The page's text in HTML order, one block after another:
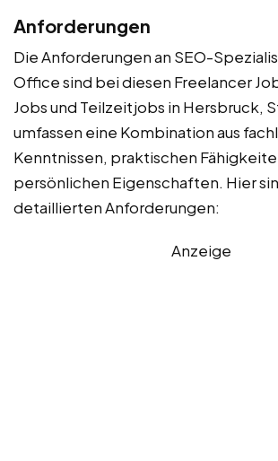
Anforderungen
Die Anforderungen an SEO-
Office sind bei diesen Freelancer
Jobs und Teilzeitjobs in Hersbruck,
umfassen eine Kombination aus
Kenntnissen, praktischen
persönlichen Eigenschaften. Hier
detaillierten Anforderungen:
Anzeige